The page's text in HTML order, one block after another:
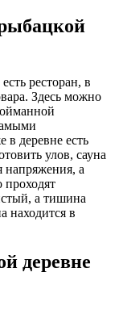
ресторан, в
Здесь можно
деревне есть
улов, сауна
напряжения, а
проходят
а тишина
находится в
деревне